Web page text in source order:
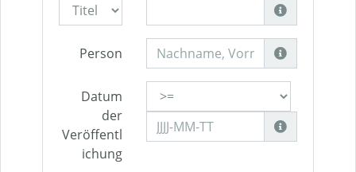
Person
Datum
der
Veröffentl
ichung